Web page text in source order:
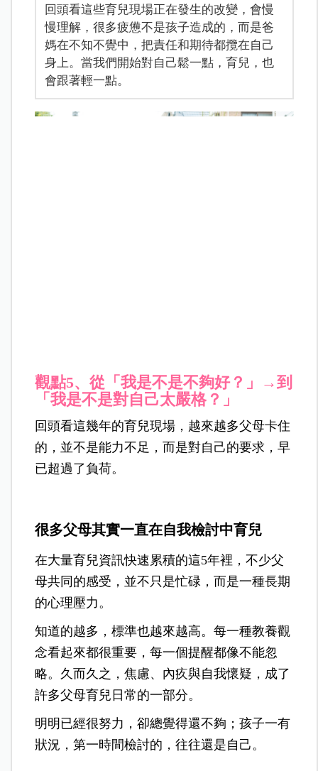
回頭看這些育兒現場正在發生的改變，會慢
慢理解，很多疲憊不是孩子造成的，而是爸
媽在不知不覺中，把責任和期待都攬在自己
身上。當我們開始對自己鬆一點，育兒，也
會跟著輕一點。
觀點5、從「我是不是不夠好？」 →到
「我是不是對自己太嚴格？」
回頭看這幾年的育兒現場，越來越多父母卡住
的，並不是能力不足，而是對自己的要求，早
已超過了負荷。
很多父母其實一直在自我檢討中育兒
在大量育兒資訊快速累積的這5年裡，不少父
母共同的感受，並不只是忙碌，而是一種長期
的心理壓力。
知道的越多，標準也越來越高。每一種教養觀
念看起來都很重要，每一個提醒都像不能忽
略。久而久之，焦慮、內疚與自我懷疑，成了
許多父母育兒日常的一部分。
明明已經很努力，卻總覺得還不夠；孩子一有
狀況，第一時間檢討的，往往還是自己。